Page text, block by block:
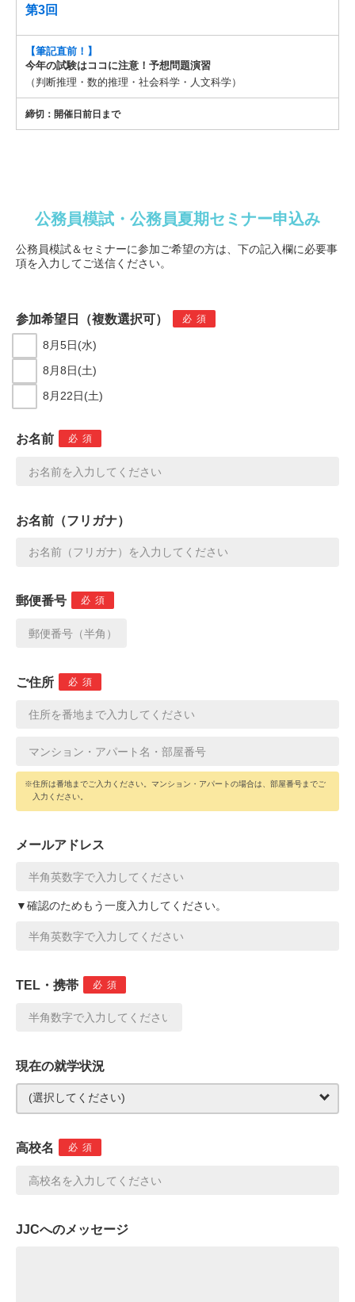
第3回
【筆記直前！】
今年の試験はココに注意！予想問題演習
（判断推理・数的推理・社会科学・人文科学）
締切：開催日前日まで
公務員模試・公務員夏期セミナー申込み
公務員模試＆セミナーに参加ご希望の方は、下の記入欄に必要事
項を入力してご送信ください。
参加希望日（複数選択可） 必須
8月5日(水)
8月8日(土)
8月22日(土)
お名前 必須
お名前（フリガナ）
郵便番号 必須
ご住所 必須
※住所は番地までご入力ください。マンション・アパートの場合は、部屋番号までご
入力ください。
メールアドレス
▼確認のためもう一度入力してください。
TEL・携帯 必須
現在の就学状況
高校名 必須
JJCへのメッセージ